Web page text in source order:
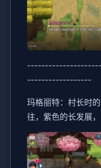
------------------
玛格丽特：村长时
往，紫色的长发展，